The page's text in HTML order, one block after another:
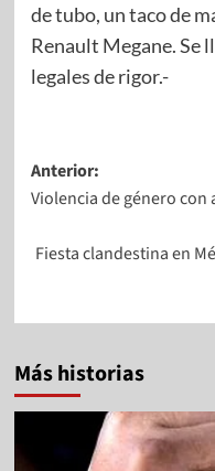
de tubo, un taco de
Renault Megane. Se
legales de rigor.-
Anterior:
Violencia de género con
Fiesta clandestina en
Más historias